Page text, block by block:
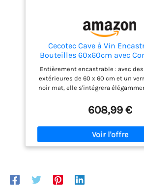
Cecotec Cave à Vin
Bouteilles 60x60cm avec
Bolero GrandSommelier Duo
Matt Black Compressor.
Double Zone de Température,
Bois
Entièrement encastrable : avec
extérieures de 60 x 60 cm et un
noir mat, elle s'intégrera
l'harmonie. Ouverture tactile : il vous
le doigt sur son capteur d'ouverture
vos vins préférés. Capacité pour 36
cette capacité, vous pouvez
variété de vos crus préférés. 3
dispose de 2 zones avec des
608,99 €